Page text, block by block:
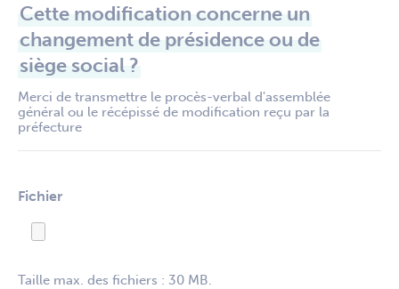
Cette modification concerne un
changement de présidence ou de
siège social ?
Merci de transmettre le procès-verbal d'assemblée
général ou le récépissé de modification reçu par la
préfecture
Fichier
Taille max. des fichiers : 30 MB.